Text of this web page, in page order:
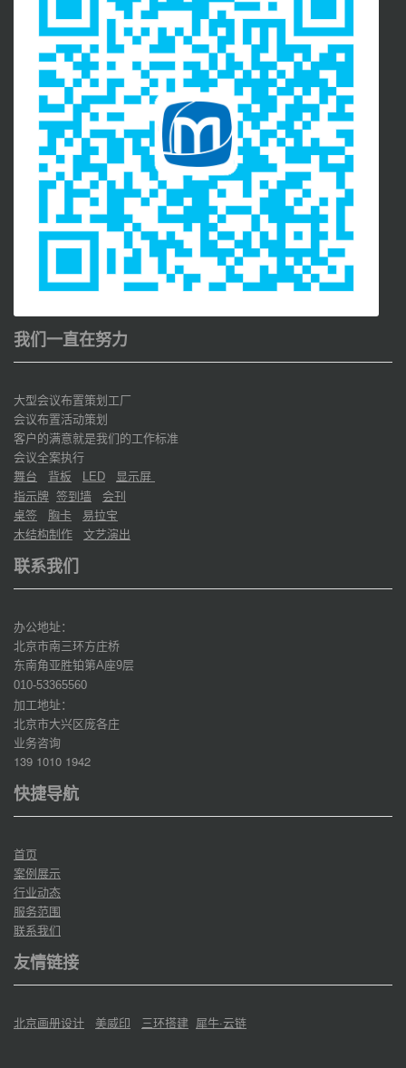
我们一直在努力
大型会议布置策划工厂
会议布置活动策划
客户的满意就是我们的工作标准
会议全案执行
舞台
背板 LED
显示屏
指示牌 签到墙
会刊
桌签
胸卡
易拉宝
木结构制作
文艺演出
联系我们
办公地址：
北京市南三环方庄桥
东南角亚胜铂第A座9层
010-53365560
加工地址：
北京市大兴区庞各庄
业务咨询
139 1010 1942
快捷导航
首页
案例展示
行业动态
服务范围
联系我们
友情链接
北京画册设计 美威印 三环搭建 犀牛·云链